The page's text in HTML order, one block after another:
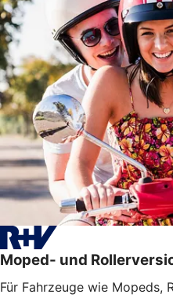
Moped- und
Für Fahrzeuge wie Mopeds,